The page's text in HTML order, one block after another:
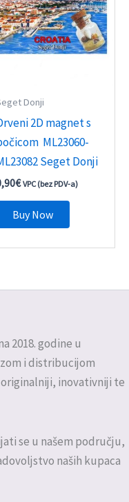
Donji
2D magnet s
ML23060-
Seget Donji
€ VPC (bez PDV-a)
Buy Now
2018. godine u
i distribucijom
inovativniji te
se u našem području,
naših kupaca